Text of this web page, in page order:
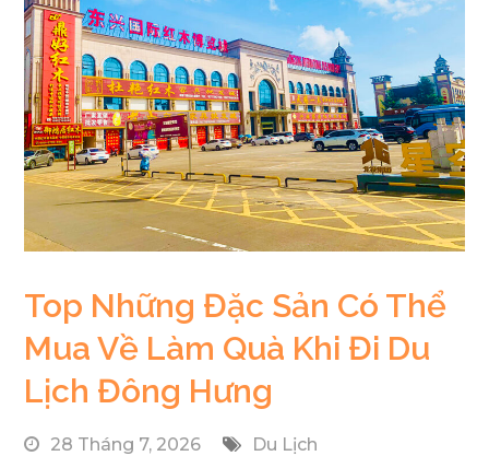
Top Những Đặc Sản Có Thể
Mua Về Làm Quà Khi Đi Du
Lịch Đông Hưng
28 Tháng 7, 2026 Du Lịch